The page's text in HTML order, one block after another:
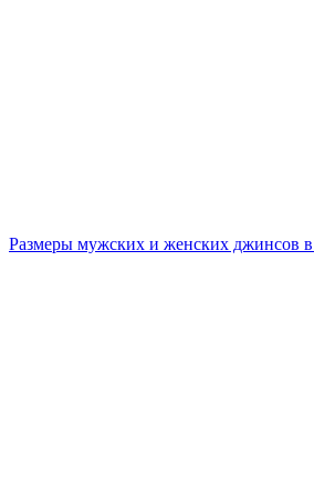
Размеры мужских и женских джинсов в